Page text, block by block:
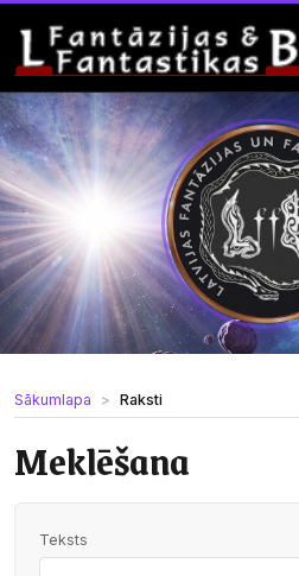
Sākumlapa Raksti
Meklēšana
Teksts